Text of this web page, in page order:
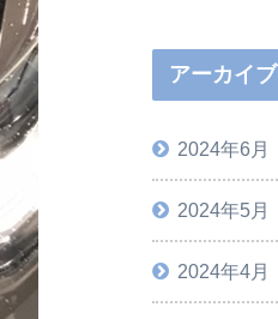
アーカイブ
2024年6月
2024年5月
2024年4月